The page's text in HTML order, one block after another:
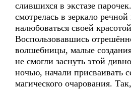
слившихся в экстазе
смотрелась в зеркало
налюбоваться своей
Воспользовавшись
волшебницы, малые
не смогли заснуть этой
ночью, начали присваивать
магического очарования.